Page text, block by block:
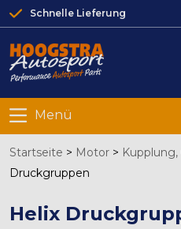
Schnelle Lieferung
Menü
Startseite > Motor >
Druckgruppen
Helix